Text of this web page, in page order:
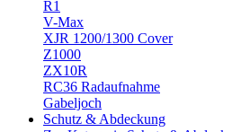
R1
V-Max
XJR 1200/1300 Cover
Z1000
ZX10R
RC36 Radaufnahme
Gabeljoch
Schutz & Abdeckung